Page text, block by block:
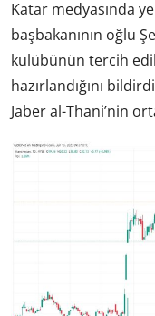
Katar medyasında
başbakanının oğlu
kulübünün tercih
hazırlandığını
Jaber al-Thani’nin